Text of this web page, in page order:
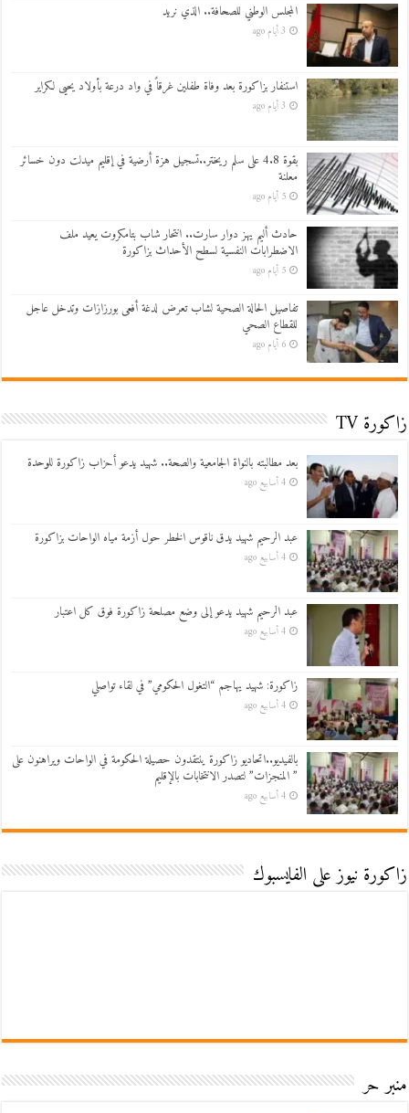
المجلس الوطني للصحافة.. الذي نريد
3 أيام ago
استنفار بزاكورة بعد وفاة طفلين غرقاً في واد درعة بأولاد يحيى لكراير
3 أيام ago
بقوة 4.8 على سلم ريختر..تسجيل هزة أرضية في إقليم ميدلت دون خسائر
معلنة
5 أيام ago
حادث أليم يهز دوار سارت.. انتحار شاب بتامكروت يعيد ملف
الاضطرابات النفسية لسطح الأحداث بزاكورة
5 أيام ago
تفاصيل الحالة الصحية لشاب تعرض لدغة أفعى بورزازات وتدخل عاجل
للقطاع الصحي
6 أيام ago
زاكورة TV
بعد مطالبته بالنواة الجامعية والصحة.. شهيد يدعو أحزاب زاكورة للوحدة
4 أسابيع ago
عبد الرحيم شهيد يدق ناقوس الخطر حول أزمة مياه الواحات بزاكورة
4 أسابيع ago
عبد الرحيم شهيد يدعو إلى وضع مصلحة زاكورة فوق كل اعتبار
4 أسابيع ago
زاكورة: شهيد يهاجم “التغول الحكومي” في لقاء تواصلي
4 أسابيع ago
بالفيديو..اتحاديو زاكورة ينتقدون حصيلة الحكومة في الواحات ويراهنون على
” المنجزات” لتصدر الانتخابات بالإقليم
4 أسابيع ago
زاكورة نيوز على الفايسبوك
منبر حر